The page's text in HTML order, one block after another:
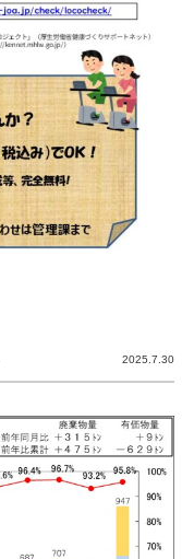
2025.7.30